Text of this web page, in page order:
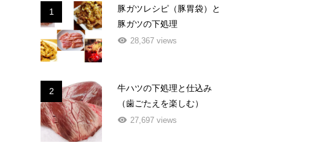
1
豚ガツレシピ（豚胃袋）と
豚ガツの下処理
28,367 views
2
牛ハツの下処理と仕込み
（歯ごたえを楽しむ）
27,697 views